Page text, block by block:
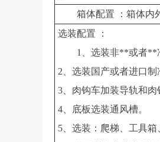
箱体配置 ：箱体内
选装配置 ：
1、选装非**或者**
2、选装国产或者进口制
3、肉钩车加装导轨和肉
4、底板选装通风槽。
5、选装：爬梯、工具箱